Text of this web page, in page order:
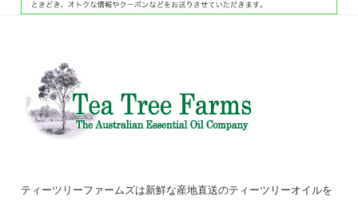
ティーツリーファームズは新鮮な産地直送のティーツリーオイルを